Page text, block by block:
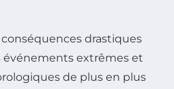
drastiques
événements extrêmes et
de plus en plus